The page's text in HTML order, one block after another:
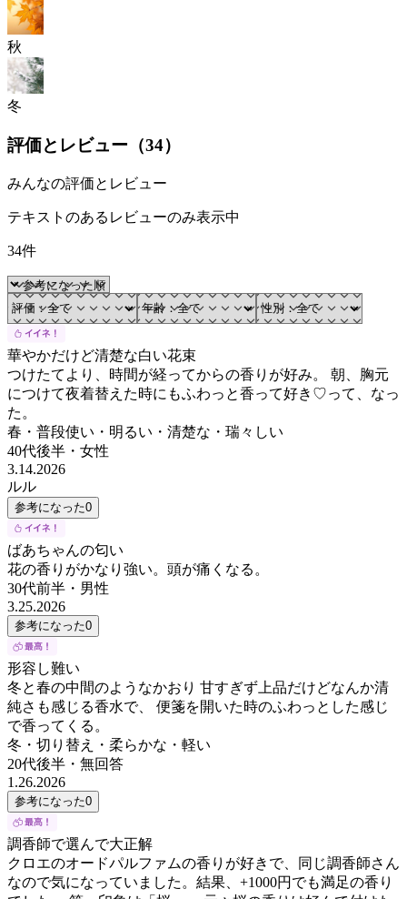
秋
冬
評価とレビュー（34）
みんなの評価とレビュー
テキストのあるレビューのみ表示中
34件
華やかだけど清楚な白い花束
つけたてより、時間が経ってからの香りが好み。 朝、胸元
につけて夜着替えた時にもふわっと香って好き♡って、なっ
た。
春・普段使い・明るい・清楚な・瑞々しい
40代後半 ・ 女性
3.14.2026
ルル
参考になった0
ばあちゃんの匂い
花の香りがかなり強い。頭が痛くなる。
30代前半 ・ 男性
3.25.2026
参考になった0
形容し難い
冬と春の中間のようなかおり 甘すぎず上品だけどなんか清
純さも感じる香水で、 便箋を開いた時のふわっとした感じ
で香ってくる。
冬・切り替え・柔らかな・軽い
20代後半 ・ 無回答
1.26.2026
参考になった0
調香師で選んで大正解
クロエのオードパルファムの香りが好きで、同じ調香師さん
なので気になっていました。結果、+1000円でも満足の香り